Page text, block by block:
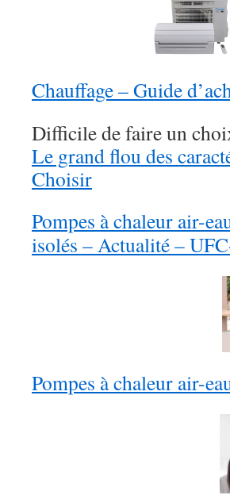
Chauffage – Guide
Difficile de faire un
Le grand flou des
Choisir
Pompes à chaleur air-
isolés – Actualité –
Pompes à chaleur air-